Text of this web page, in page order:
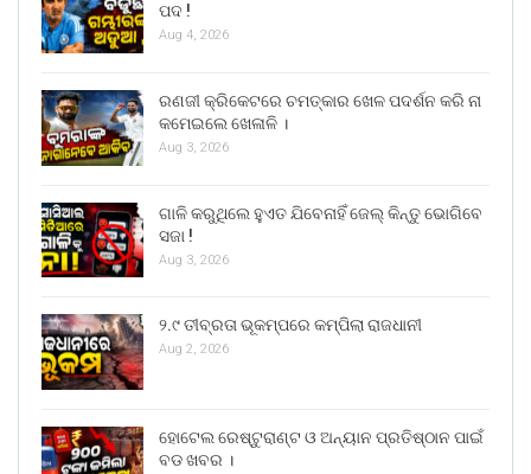
ପଦ !
Aug 4, 2026
ରଣଜୀ କ୍ରିକେଟରେ ଚମତ୍କାର ଖେଳ ପଦର୍ଶନ କରି ନା
କମେଇଲେ ଖେଳାଳି ।
Aug 3, 2026
ଗାଳି କରୁଥିଲେ ହୁଏତ ଯିବେନାହିଁ ଜେଲ୍ କିନ୍ତୁ ଭୋଗିବେ
ସଜା !
Aug 3, 2026
୨.୯ ତୀବ୍ରତା ଭୂକମ୍ପରେ କମ୍ପିଲା ରାଜଧାନୀ
Aug 2, 2026
ହୋଟେଲ ରେଷ୍ଟୁରାଣ୍ଟ ଓ ଅନ୍ୟାନ ପ୍ରତିଷ୍ଠାନ ପାଇଁ
ବଡ ଖବର ।